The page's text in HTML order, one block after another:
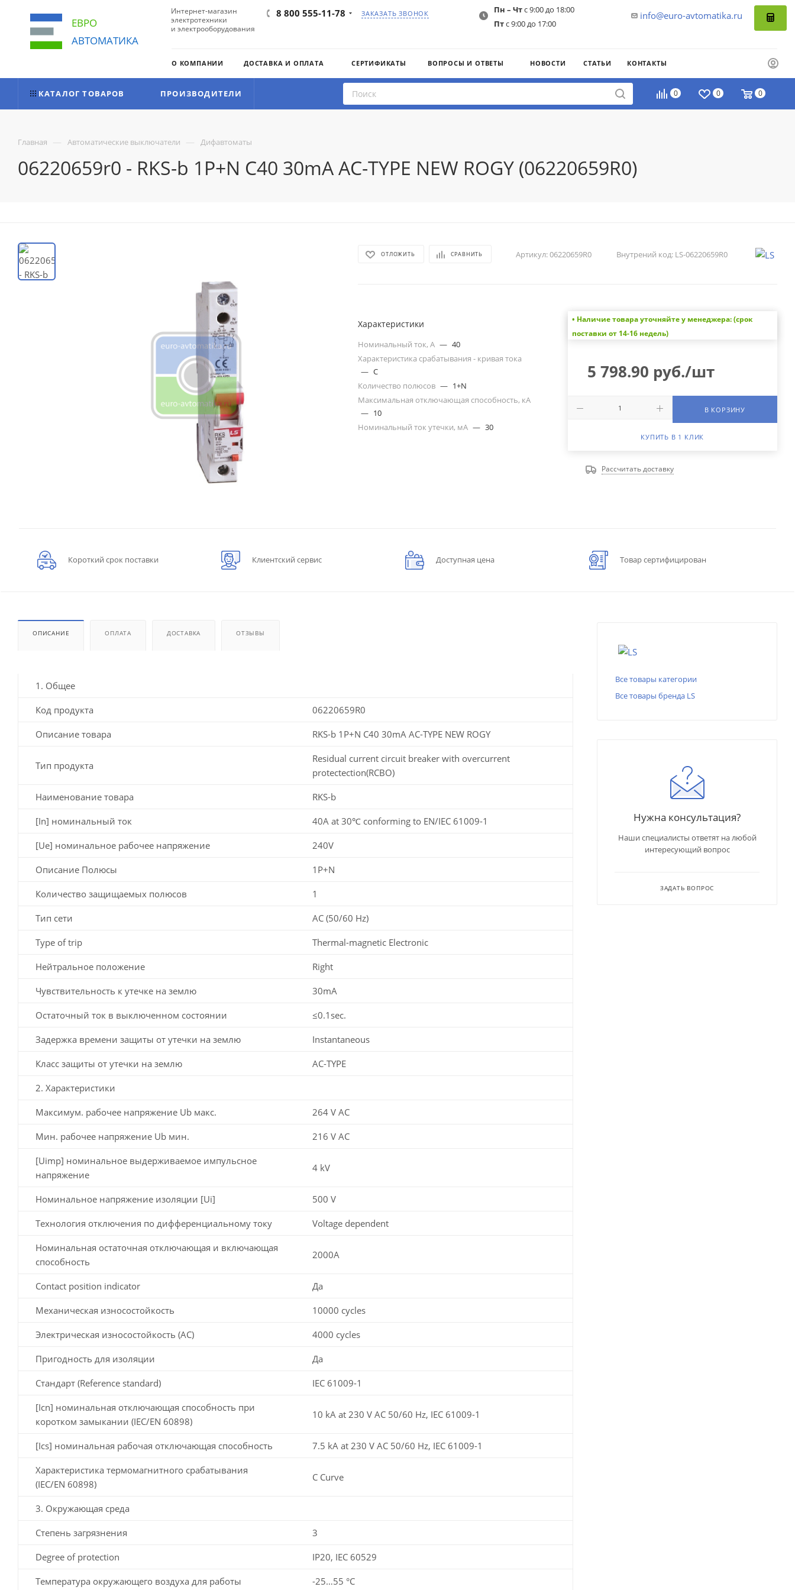
ЕВРО
АВТОМАТИКА
Интернет-магазин
электротехники
и электрооборудования
8 800 555-11-78 ЗАКАЗАТЬ ЗВОНОК info@euro-avtomatika.ru
Пн – Чтс 9:00 до 18:00
Птс 9:00 до 17:00
О КОМПАНИИ ДОСТАВКА И ОПЛАТА СЕРТИФИКАТЫ ВОПРОСЫ И ОТВЕТЫ НОВОСТИ СТАТЬИ КОНТАКТЫ
0 0 0
КАТАЛОГ ТОВАРОВ ПРОИЗВОДИТЕЛИ
Главная — Автоматические выключатели — Дифавтоматы
06220659r0 - RKS-b 1P+N C40 30mA AC-TYPE NEW ROGY (06220659R0)
ОТЛОЖИТЬ СРАВНИТЬ Артикул:06220659R0 Внутрений код: LS-06220659R0
Характеристики
Номинальный ток, А — 40
Характеристика срабатывания - кривая тока
— C
Количество полюсов — 1+N
Максимальная отключающая способность, кА
— 10
Номинальный ток утечки, мА — 30
• Наличие товара уточняйте у менеджера: (срок
поставки от 14-16 недель)
5 798.90 руб./шт
В КОРЗИНУ
КУПИТЬ В 1 КЛИК
Рассчитать доставку
Короткий срок поставки Клиентский сервис Доступная цена Товар сертифицирован
ОПИСАНИЕ ОПЛАТА ДОСТАВКА ОТЗЫВЫ
1. Общее
Код продукта 06220659R0
Описание товара RKS-b 1P+N C40 30mA AC-TYPE NEW ROGY
Тип продукта
Residual current circuit breaker with overcurrent
protectection(RCBO)
Наименование товара RKS-b
[In] номинальный ток 40A at 30℃ conforming to EN/IEC 61009-1
[Ue] номинальное рабочее напряжение 240V
Описание Полюсы 1P+N
Количество защищаемых полюсов 1
Тип сети AC (50/60 Hz)
Type of trip Thermal-magnetic Electronic
Нейтральное положение Right
Чувствительность к утечке на землю 30mA
Остаточный ток в выключенном состоянии ≤0.1sec.
Задержка времени защиты от утечки на землю Instantaneous
Класс защиты от утечки на землю AC-TYPE
2. Характеристики
Максимум. рабочее напряжение Ub макс. 264 V AC
Мин. рабочее напряжение Ub мин. 216 V AC
[Uimp] номинальное выдерживаемое импульсное
напряжение
4 kV
Номинальное напряжение изоляции [Ui] 500 V
Технология отключения по дифференциальному току Voltage dependent
Номинальная остаточная отключающая и включающая
способность
2000A
Contact position indicator Да
Механическая износостойкость 10000 cycles
Электрическая износостойкость (AC) 4000 cycles
Пригодность для изоляции Да
Стандарт (Reference standard) IEC 61009-1
[Icn] номинальная отключающая способность при
коротком замыкании (IEC/EN 60898)
10 kA at 230 V AC 50/60 Hz, IEC 61009-1
[Ics] номинальная рабочая отключающая способность 7.5 kA at 230 V AC 50/60 Hz, IEC 61009-1
Характеристика термомагнитного срабатывания
(IEC/EN 60898)
C Curve
3. Окружающая среда
Степень загрязнения 3
Degree of protection IP20, IEC 60529
Температура окружающего воздуха для работы -25…55 °C
Все товары категории
Все товары бренда LS
Нужна консультация?
Наши специалисты ответят на любой
интересующий вопрос
ЗАДАТЬ ВОПРОС